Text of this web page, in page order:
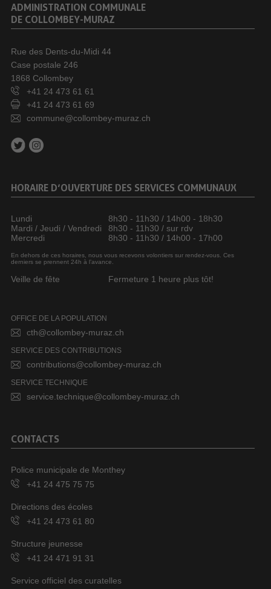
ADMINISTRATION COMMUNALE
DE COLLOMBEY-MURAZ
Rue des Dents-du-Midi 44
Case postale 246
1868 Collombey
+41 24 473 61 61
+41 24 473 61 69
commune@collombey-muraz.ch
HORAIRE D’OUVERTURE DES SERVICES COMMUNAUX
Lundi
8h30 - 11h30 / 14h00 - 18h30
Mardi / Jeudi / Vendredi
8h30 - 11h30 / sur rdv
Mercredi
8h30 - 11h30 / 14h00 - 17h00
En dehors de ces horaires, nous vous recevons volontiers sur rendez-vous. Ces
derniers se prennent 24h à l’avance.
Veille de fête Fermeture 1 heure plus tôt!
OFFICE DE LA POPULATION
cth@collombey-muraz.ch
SERVICE DES CONTRIBUTIONS
contributions@collombey-muraz.ch
SERVICE TECHNIQUE
service.technique@collombey-muraz.ch
CONTACTS
Police municipale de Monthey
+41 24 475 75 75
Directions des écoles
+41 24 473 61 80
Structure jeunesse
+41 24 471 91 31
Service officiel des curatelles